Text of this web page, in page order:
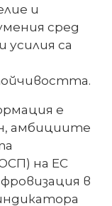
и
сред
усилия са
е
амбициите
на ЕС
в